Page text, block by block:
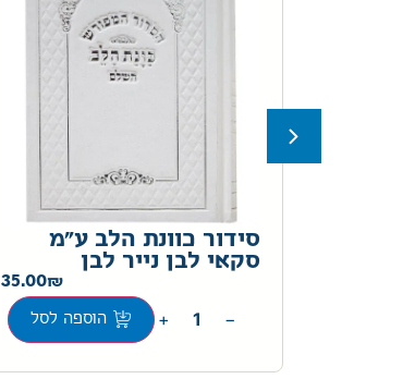
סידור כוונת הלב ע"מ
סקאי לבן נייר לבן
35.00
−
+ הוספה לסל